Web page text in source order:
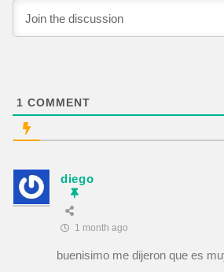
1 COMMENT
diego
1 month ago
buenisimo me dijeron que es